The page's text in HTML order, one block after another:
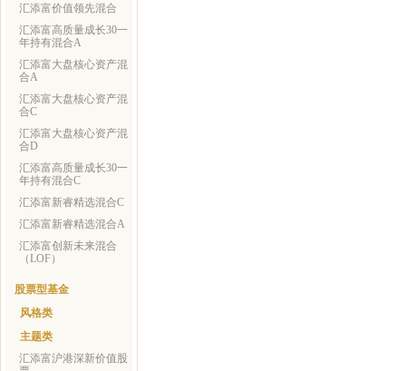
汇添富价值领先混合
汇添富高质量成长30一
年持有混合A
汇添富大盘核心资产混
合A
汇添富大盘核心资产混
合C
汇添富大盘核心资产混
合D
汇添富高质量成长30一
年持有混合C
汇添富新睿精选混合C
汇添富新睿精选混合A
汇添富创新未来混合
（LOF）
股票型基金
风格类
主题类
汇添富沪港深新价值股